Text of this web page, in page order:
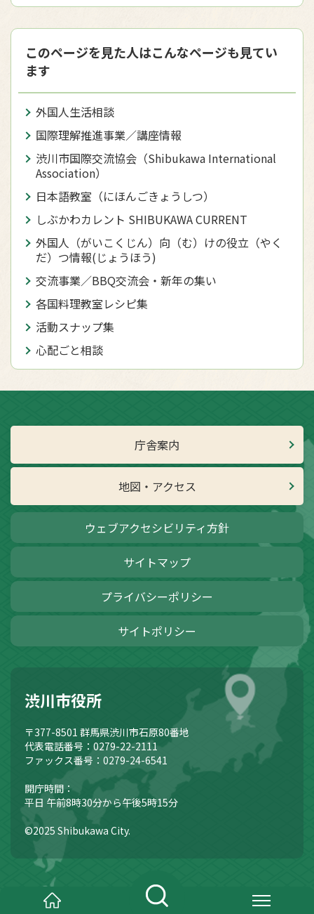
このページを見た人はこんなページも見てい
ます
外国人生活相談
国際理解推進事業／講座情報
渋川市国際交流協会（Shibukawa International
Association）
日本語教室（にほんごきょうしつ）
しぶかわカレント SHIBUKAWA CURRENT
外国人（がいこくじん）向（む）けの役立（やく
だ）つ情報(じょうほう)
交流事業／BBQ交流会・新年の集い
各国料理教室レシピ集
活動スナップ集
心配ごと相談
庁舎案内
地図・アクセス
ウェブアクセシビリティ方針
サイトマップ
プライバシーポリシー
サイトポリシー
渋川市役所
〒377-8501 群馬県渋川市石原80番地
代表電話番号：0279-22-2111
ファックス番号：0279-24-6541
開庁時間：
平日 午前8時30分から午後5時15分
©2025 Shibukawa City.